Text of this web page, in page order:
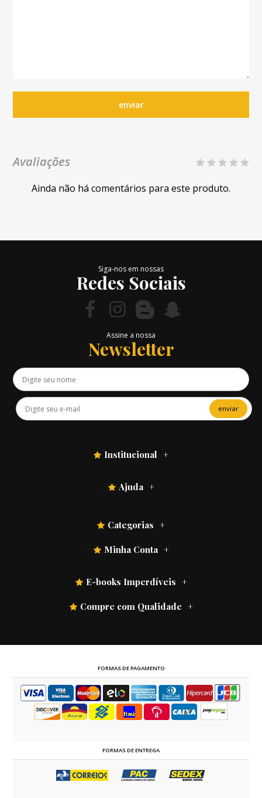
enviar
Avaliações
Ainda não há comentários para este produto.
Siga-nos em nossas
Redes Sociais
Assine a nossa
Newsletter
enviar
Institucional
Ajuda
Categorias
Minha Conta
E-books Imperdíveis
Compre com Qualidade
FORMAS DE PAGAMENTO
FORMAS DE ENTREGA